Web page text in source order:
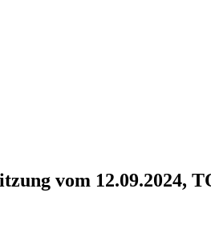
vom 12.09.2024,